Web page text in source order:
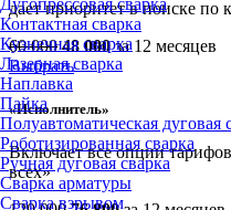
Контактная сварка
Кузнечная сварка
Лазерная сварка
Наплавка
Пайка
Полуавтоматическая дуговая
Роботизированная сварка
Ручная дуговая сварка
Сварка арматуры
Сварка взрывом
дает приоритет в поиске по
60 000 48 000 за 12 месяцев
Выбрать
«Исполнитель»
Включает все опции
всех»